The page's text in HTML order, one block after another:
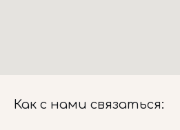
Как с нами связаться: